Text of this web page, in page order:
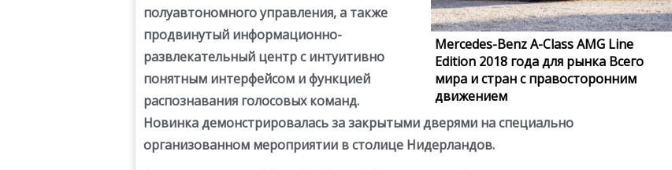
Mercedes-Benz A-Class AMG Line
Edition 2018 года для рынка Всего
мира и стран с правосторонним
движением
полуавтономного управления, а также
продвинутый информационно-
развлекательный центр с интуитивно
понятным интерфейсом и функцией
распознавания голосовых команд.
Новинка демонстрировалась за закрытыми дверями на специально
организованном мероприятии в столице Нидерландов.